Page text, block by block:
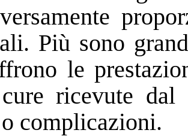
Più sono
le
ricevute
complicazioni.